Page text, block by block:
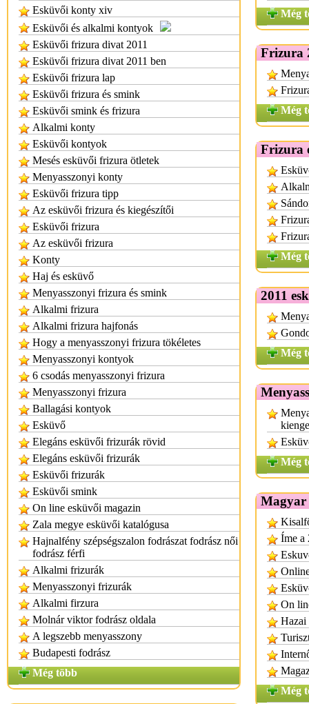
Esküvői konty xiv
Esküvői és alkalmi kontyok
Esküvői frizura divat 2011
Esküvői frizura divat 2011 ben
Esküvői frizura lap
Esküvői frizura és smink
Esküvői smink és frizura
Alkalmi konty
Esküvői kontyok
Mesés esküvői frizura ötletek
Menyasszonyi konty
Esküvői frizura tipp
Az esküvői frizura és kiegészítői
Esküvői frizura
Az esküvői frizura
Konty
Haj és esküvő
Menyasszonyi frizura és smink
Alkalmi frizura
Alkalmi frizura hajfonás
Hogy a menyasszonyi frizura tökéletes
Menyasszonyi kontyok
6 csodás menyasszonyi frizura
Menyasszonyi frizura
Ballagási kontyok
Esküvő
Elegáns esküvői frizurák rövid
Elegáns esküvői frizurák
Esküvői frizurák
Esküvői smink
On line esküvői magazin
Zala megye esküvői katalógusa
Hajnalfény szépségszalon fodrászat fodrász női
fodrász férfi
Alkalmi frizurák
Menyasszonyi frizurák
Alkalmi firzura
Molnár viktor fodrász oldala
A legszebb menyasszony
Budapesti fodrász
Még több
Még
Frizura
Még
Frizura
Még
2011
Még
Még
Magyar
Íme a
On
Hazai
Még